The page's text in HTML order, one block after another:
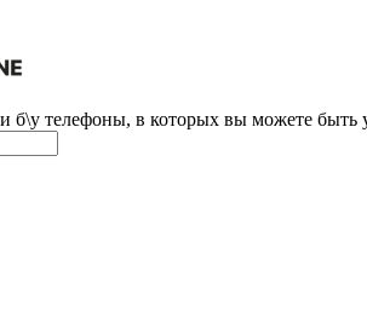
б\у телефоны, в которых вы можете быть